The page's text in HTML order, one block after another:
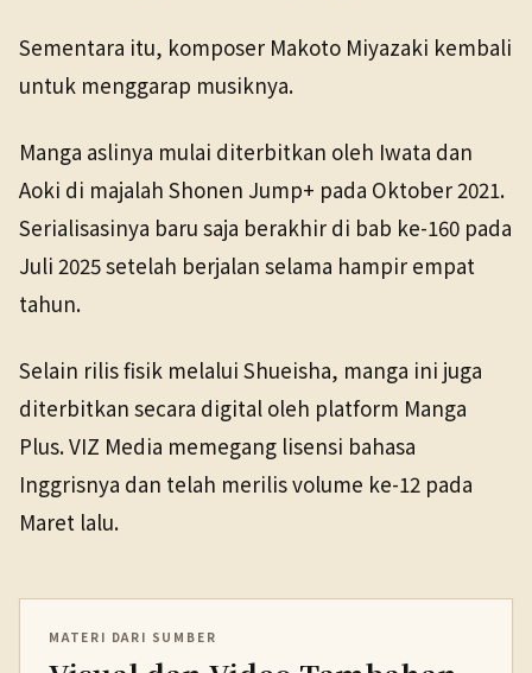
Sementara itu, komposer Makoto Miyazaki kembali
untuk menggarap musiknya.
Manga aslinya mulai diterbitkan oleh Iwata dan
Aoki di majalah Shonen Jump+ pada Oktober 2021.
Serialisasinya baru saja berakhir di bab ke-160 pada
Juli 2025 setelah berjalan selama hampir empat
tahun.
Selain rilis fisik melalui Shueisha, manga ini juga
diterbitkan secara digital oleh platform Manga
Plus. VIZ Media memegang lisensi bahasa
Inggrisnya dan telah merilis volume ke-12 pada
Maret lalu.
MATERI DARI SUMBER